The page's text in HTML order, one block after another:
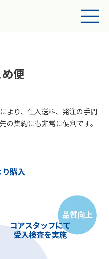
便
より、仕入送料、発注の手間
の集約にも非常に便利です。